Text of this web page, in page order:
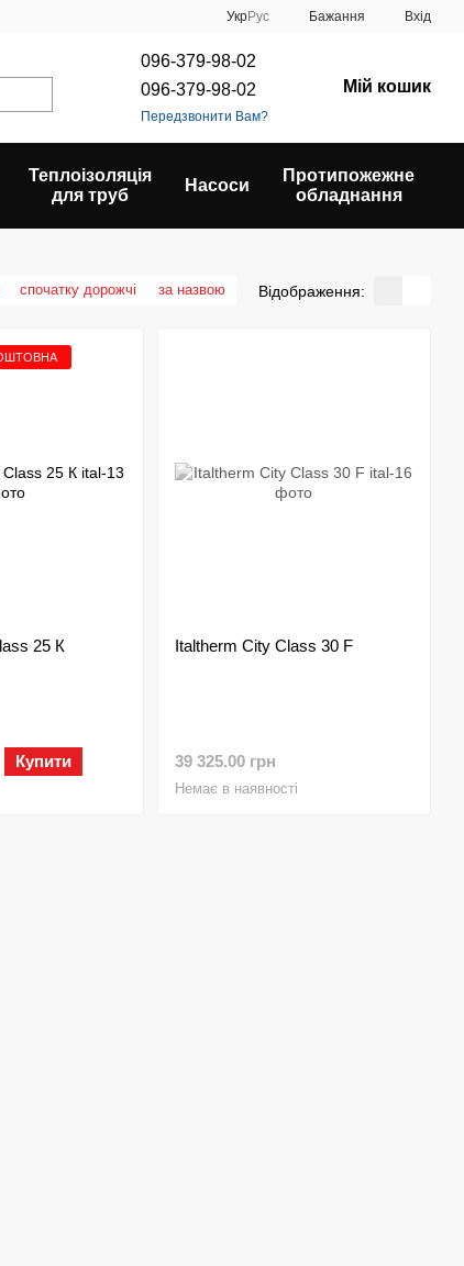
УкрРус Бажання Вхід
096-379-98-02
096-379-98-02
Передзвонити Вам?
Мій кошик
Теплоізоляція
для труб
Насоси
Протипожежне
обладнання
спочатку дорожчі за назвою Відображення:
25 К
Купити
Italtherm City Class 30 F
39 325.00 грн
Немає в наявності